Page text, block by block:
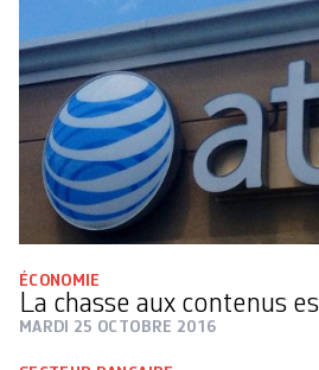
ÉCONOMIE
La chasse aux contenus
MARDI 25 OCTOBRE 2016